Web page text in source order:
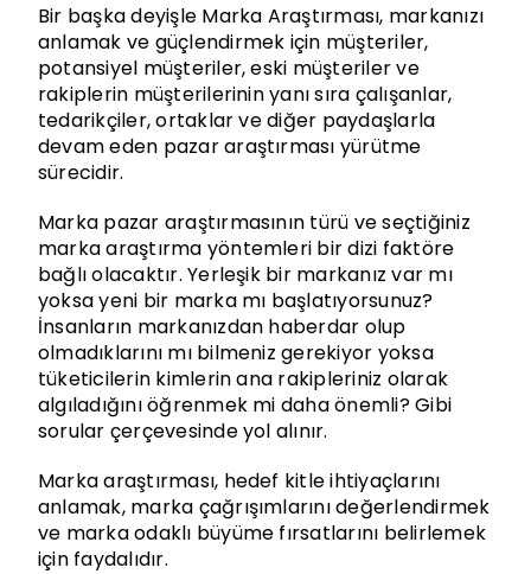
Bir başka deyişle Marka Araştırması, markanızı
anlamak ve güçlendirmek için müşteriler,
potansiyel müşteriler, eski müşteriler ve
rakiplerin müşterilerinin yanı sıra çalışanlar,
tedarikçiler, ortaklar ve diğer paydaşlarla
devam eden pazar araştırması yürütme
sürecidir.
Marka pazar araştırmasının türü ve seçtiğiniz
marka araştırma yöntemleri bir dizi faktöre
bağlı olacaktır. Yerleşik bir markanız var mı
yoksa yeni bir marka mı başlatıyorsunuz?
İnsanların markanızdan haberdar olup
olmadıklarını mı bilmeniz gerekiyor yoksa
tüketicilerin kimlerin ana rakipleriniz olarak
algıladığını öğrenmek mi daha önemli? Gibi
sorular çerçevesinde yol alınır.
Marka araştırması, hedef kitle ihtiyaçlarını
anlamak, marka çağrışımlarını değerlendirmek
ve marka odaklı büyüme fırsatlarını belirlemek
için faydalıdır.